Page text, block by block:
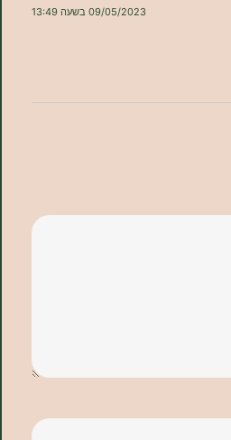
09/05/2023 בשעה 13:49